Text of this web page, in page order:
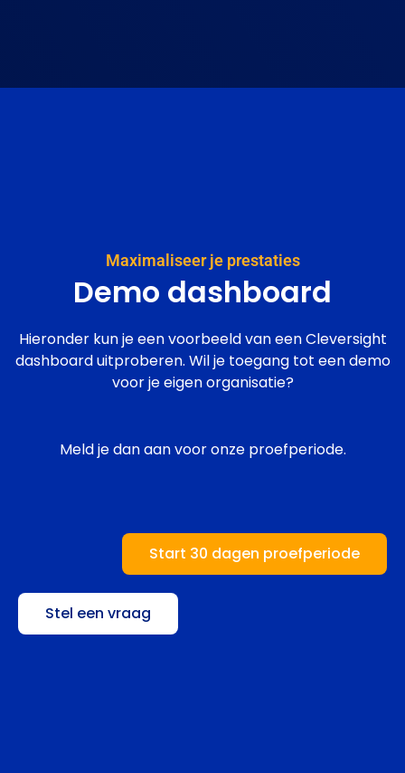
Maximaliseer je prestaties
Demo dashboard
Hieronder kun je een voorbeeld van een Cleversight
dashboard uitproberen. Wil je toegang tot een demo
voor je eigen organisatie?
Meld je dan aan voor onze proefperiode.
Start 30 dagen proefperiode
Stel een vraag